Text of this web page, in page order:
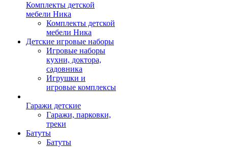
Комплекты детской
мебели Ника
Комплекты детской
мебели Ника
Детские игровые наборы
Игровые наборы
кухни, доктора,
садовника
Игрушки и
игровые комплексы
Гаражи детские
Гаражи, парковки,
треки
Батуты
Батуты